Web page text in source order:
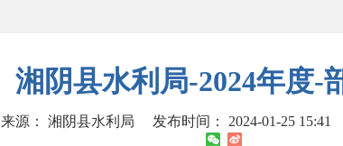
湘阴县水利局-2024年度-
来源： 湘阴县水利局 发布时间： 2024-01-25 15:41